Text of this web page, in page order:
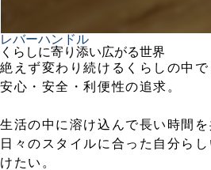
レバーハンドル
くらしに寄り添い広がる世界
絶えず変わり続けるくらしの中で
安心・安全・利便性の追求。
生活の中に溶け込んで長い時間を
日々のスタイルに合った自分ら
けたい。